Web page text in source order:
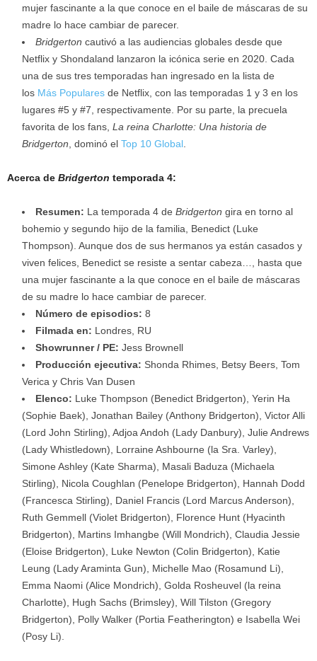
mujer fascinante a la que conoce en el baile de máscaras de su
madre lo hace cambiar de parecer.
Bridgerton cautivó a las audiencias globales desde que
Netflix y Shondaland lanzaron la icónica serie en 2020. Cada
una de sus tres temporadas han ingresado en la lista de
los Más Populares de Netflix, con las temporadas 1 y 3 en los
lugares #5 y #7, respectivamente. Por su parte, la precuela
favorita de los fans, La reina Charlotte: Una historia de
Bridgerton , dominó el Top 10 Global
Acerca de Bridgerton temporada 4:
Resumen: La temporada 4 de Bridgerton gira en torno al
bohemio y segundo hijo de la familia, Benedict (Luke
Thompson). Aunque dos de sus hermanos ya están casados y
viven felices, Benedict se resiste a sentar cabeza…, hasta que
una mujer fascinante a la que conoce en el baile de máscaras
de su madre lo hace cambiar de parecer.
Número de episodios: 8
Filmada en: Londres, RU
Showrunner / PE: Jess Brownell
Producción ejecutiva: Shonda Rhimes, Betsy Beers, Tom
Verica y Chris Van Dusen
Elenco: Luke Thompson (Benedict Bridgerton), Yerin Ha
(Sophie Baek), Jonathan Bailey (Anthony Bridgerton), Victor Alli
(Lord John Stirling), Adjoa Andoh (Lady Danbury), Julie Andrews
(Lady Whistledown), Lorraine Ashbourne (la Sra. Varley),
Simone Ashley (Kate Sharma), Masali Baduza (Michaela
Stirling), Nicola Coughlan (Penelope Bridgerton), Hannah Dodd
(Francesca Stirling), Daniel Francis (Lord Marcus Anderson),
Ruth Gemmell (Violet Bridgerton), Florence Hunt (Hyacinth
Bridgerton), Martins Imhangbe (Will Mondrich), Claudia Jessie
(Eloise Bridgerton), Luke Newton (Colin Bridgerton), Katie
Leung (Lady Araminta Gun), Michelle Mao (Rosamund Li),
Emma Naomi (Alice Mondrich), Golda Rosheuvel (la reina
Charlotte), Hugh Sachs (Brimsley), Will Tilston (Gregory
Bridgerton), Polly Walker (Portia Featherington) e Isabella Wei
(Posy Li).